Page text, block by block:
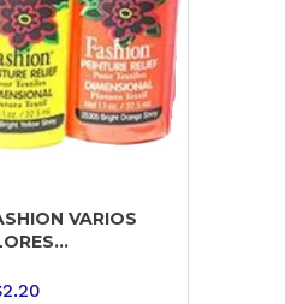
VARIOS
2.20